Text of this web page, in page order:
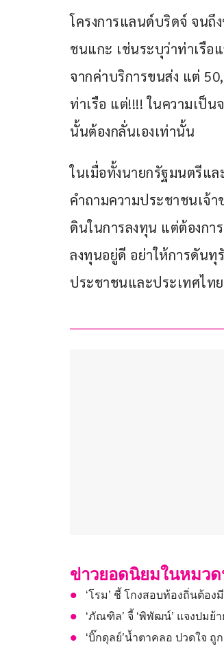
โครงการแลนด์บริดจ์ จน
ชนแกะ เช่นระบุว่าท่าเรือ
จากค่าบริการขนส่ง แต่
ท่าเรือ แต่!!!! ในความเป็น
นั้นต้องกลั่นเองเท่านั้น
ในเมื่อทั้งนายกรัฐมนตรี
คำถามความประชาชนเจ้
ดินในการลงทุน แต่ต้องก
ลงทุนอยู่ดี อย่าให้การดันทุ
ประชาชนและประเทศไท
ข่าวยอดนิยมในหมว
‘โรม’ ชี้ โกงสอบท้องถิ่นต้อ
‘ภัณฑิล’ จี้ ‘พิพัฒน์’ แจงปมย้
‘บิ๊กดุลย์’น้ำตาคลอ ปวดใจ